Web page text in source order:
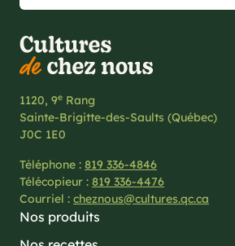
1120, 9e Rang
Sainte-Brigitte-des-Saults (Québec)
J0C 1E0
Téléphone : 819 336-4846
Télécopieur : 819 336-4476
Courriel : cheznous@cultures.qc.ca
Nos produits